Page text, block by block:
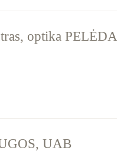
optika PELĖDA
UAB